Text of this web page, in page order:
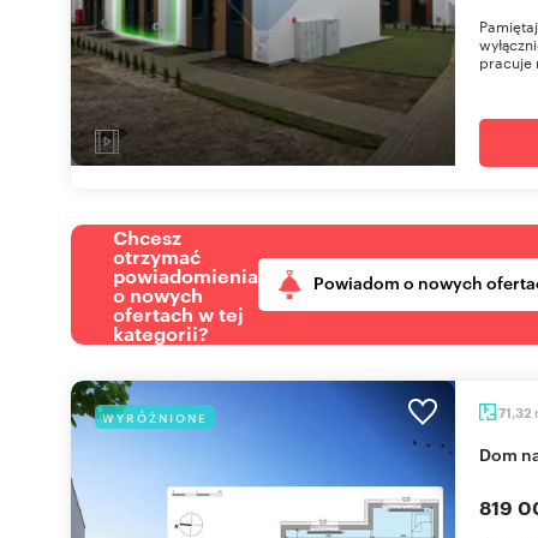
pracuje
Chcesz
otrzymać
powiadomienia
o nowych
ofertach w tej
kategorii?
Powiadom o nowych
WYRÓŻNIONE 71,32
dom
819